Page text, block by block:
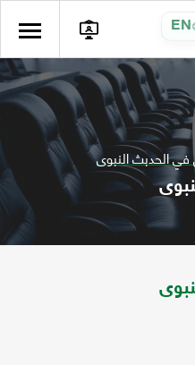
EN
في الحدبث النبوى